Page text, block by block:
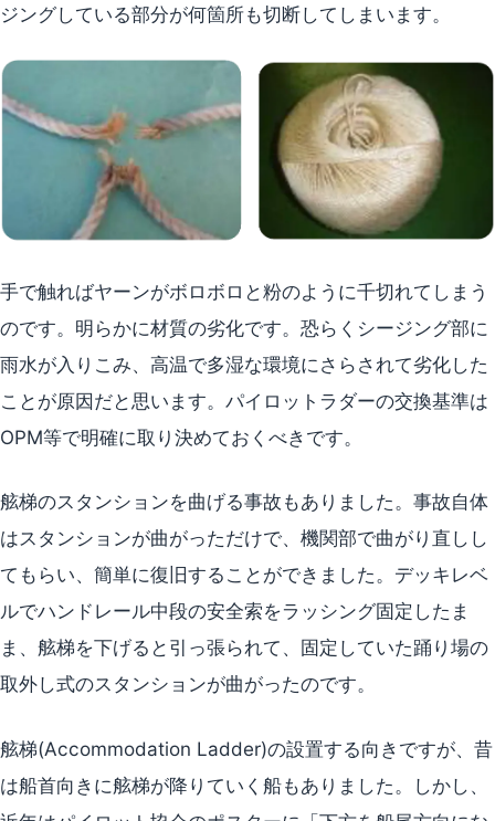
ジングしている部分が何箇所も切断してしまいます。
手で触ればヤーンがボロボロと粉のように千切れてしまう
のです。明らかに材質の劣化です。恐らくシージング部に
雨水が入りこみ、高温で多湿な環境にさらされて劣化した
ことが原因だと思います。パイロットラダーの交換基準は
OPM等で明確に取り決めておくべきです。
舷梯のスタンションを曲げる事故もありました。事故自体
はスタンションが曲がっただけで、機関部で曲がり直しし
てもらい、簡単に復旧することができました。デッキレベ
ルでハンドレール中段の安全索をラッシング固定したま
ま、舷梯を下げると引っ張られて、固定していた踊り場の
取外し式のスタンションが曲がったのです。
舷梯(Accommodation Ladder)の設置する向きですが、昔
は船首向きに舷梯が降りていく船もありました。しかし、